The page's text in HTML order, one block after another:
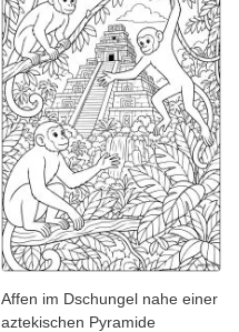
Affen im Dschungel nahe einer
aztekischen Pyramide